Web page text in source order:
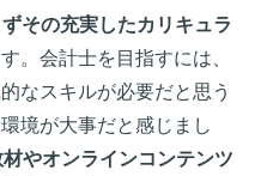
ずその充実したカリキュラ
。会計士を目指すには、
なスキルが必要だと思う
境が大事だと感じまし
やオンラインコンテンツ